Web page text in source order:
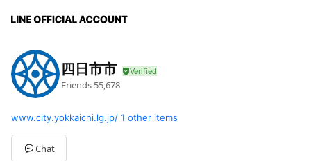
四日市市
Friends 55,678
www.city.yokkaichi.lg.jp/ 1 other items
Chat